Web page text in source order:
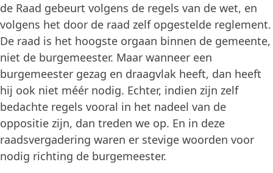
de Raad gebeurt volgens de regels van de wet, en
volgens het door de raad zelf opgestelde reglement.
De raad is het hoogste orgaan binnen de gemeente,
niet de burgemeester. Maar wanneer een
burgemeester gezag en draagvlak heeft, dan heeft
hij ook niet méér nodig. Echter, indien zijn zelf
bedachte regels vooral in het nadeel van de
oppositie zijn, dan treden we op. En in deze
raadsvergadering waren er stevige woorden voor
nodig richting de burgemeester.